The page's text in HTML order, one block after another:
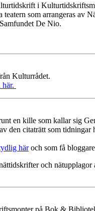
i
teatern som arrangeras
De Nio.
Kulturrådet.
en kille som kallar sig
den citaträtt som
häroch som få
och
på Bok &